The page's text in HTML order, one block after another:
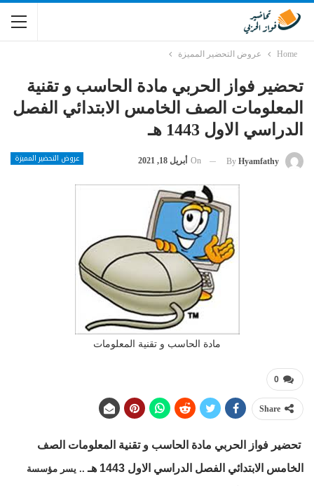
Home عروض التحضير المميزة
تحضير فواز الحربي مادة الحاسب و تقنية
المعلومات الصف الخامس الابتدائي الفصل
الدراسي الاول 1443 هـ
عروض التحضير المميزة By Hyamfathy
On أبريل 18, 2021
مادة الحاسب و تقنية المعلومات
0
Share
تحضير فواز الحربي مادة الحاسب و تقنية المعلومات الصف
الخامس الابتدائي الفصل الدراسي الاول 1443 هـ
.. يسر مؤسسة